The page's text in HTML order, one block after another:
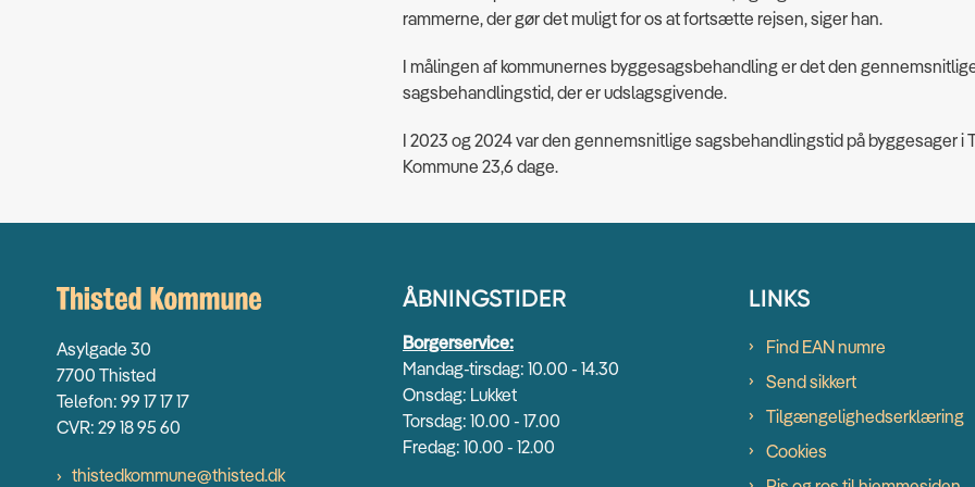
rammerne, der gør det muligt for os at fortsætte rejsen, siger han.
I målingen af kommunernes byggesagsbehandling er det den
sagsbehandlingstid, der er udslagsgivende.
I 2023 og 2024 var den gennemsnitlige sagsbehandlingstid på byggesager i
Kommune 23,6 dage.
Asylgade 30
7700 Thisted
Telefon: 99 17 17 17
CVR: 29 18 95 60
thistedkommune@thisted.dk
ÅBNINGSTIDER
Borgerservice:
Mandag-tirsdag: 10.00 - 14.30
Onsdag: Lukket
Torsdag: 10.00 - 17.00
Fredag: 10.00 - 12.00
LINKS
Find EAN numre
Send sikkert
Tilgængelighedserklæring
Cookies